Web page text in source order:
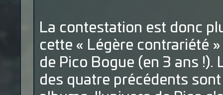
La contestation est donc
cette « Légère contrariété
de Pico Bogue (en 3 ans
des quatre précédents